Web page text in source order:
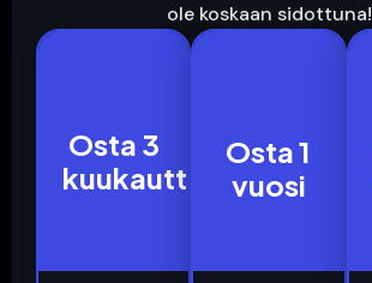
ole koskaan sidottuna!
Osta 3
kuukautta
3
Meses
Osta 1
vuosi
Meses